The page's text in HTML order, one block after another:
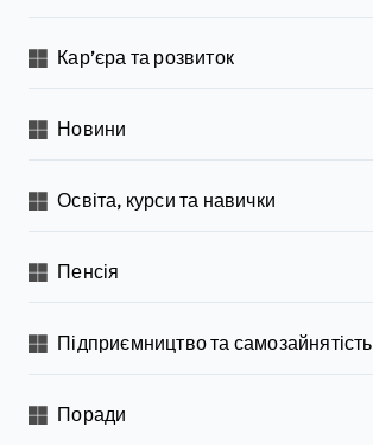
Кар’єра та розвиток
Новини
Освіта, курси та навички
Пенсія
Підприємництво та самозайнятість
Поради